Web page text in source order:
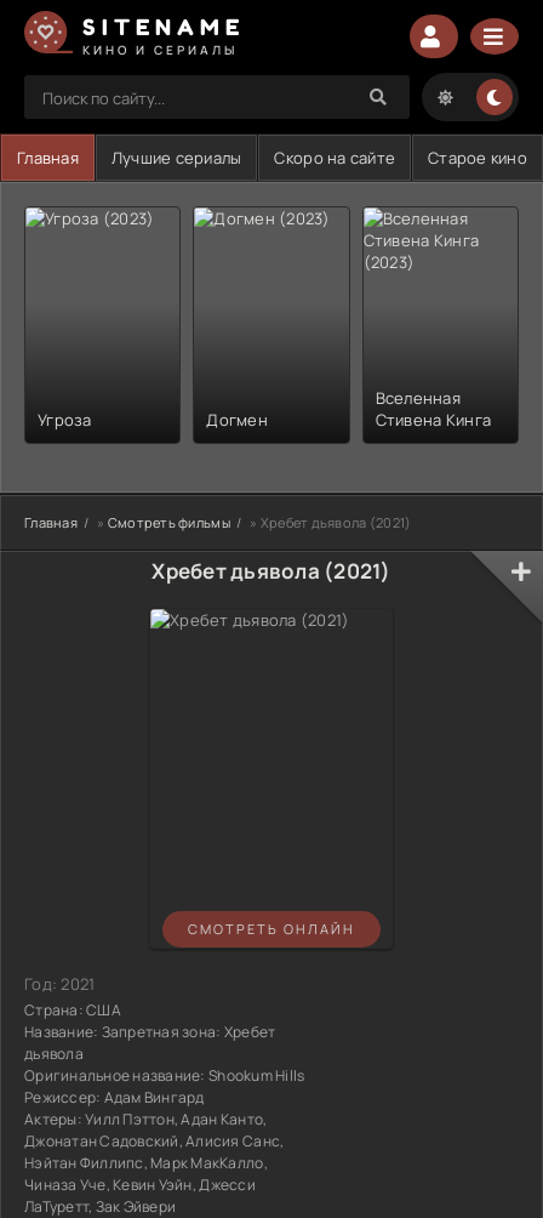
SITENAME
КИНО И СЕРИАЛЫ
Главная Лучшие сериалы Скоро на сайте Старое кино
Угроза Догмен
Вселенная
Стивена Кинга
Главная » Смотреть фильмы » Хребет дьявола (2021)
Хребет дьявола (2021)
СМОТРЕТЬ ОНЛАЙН
Год:2021
Страна:США
Название: Запретная зона: Хребет
дьявола
Оригинальное название: Shookum Hills
Режиссер: Адам Вингард
Актеры:Уилл Пэттон, Адан Канто,
Джонатан Садовский, Алисия Санс,
Нэйтан Филлипс, Марк МакКалло,
Чиназа Уче, Кевин Уэйн, Джесси
ЛаТуретт, Зак Эйвери